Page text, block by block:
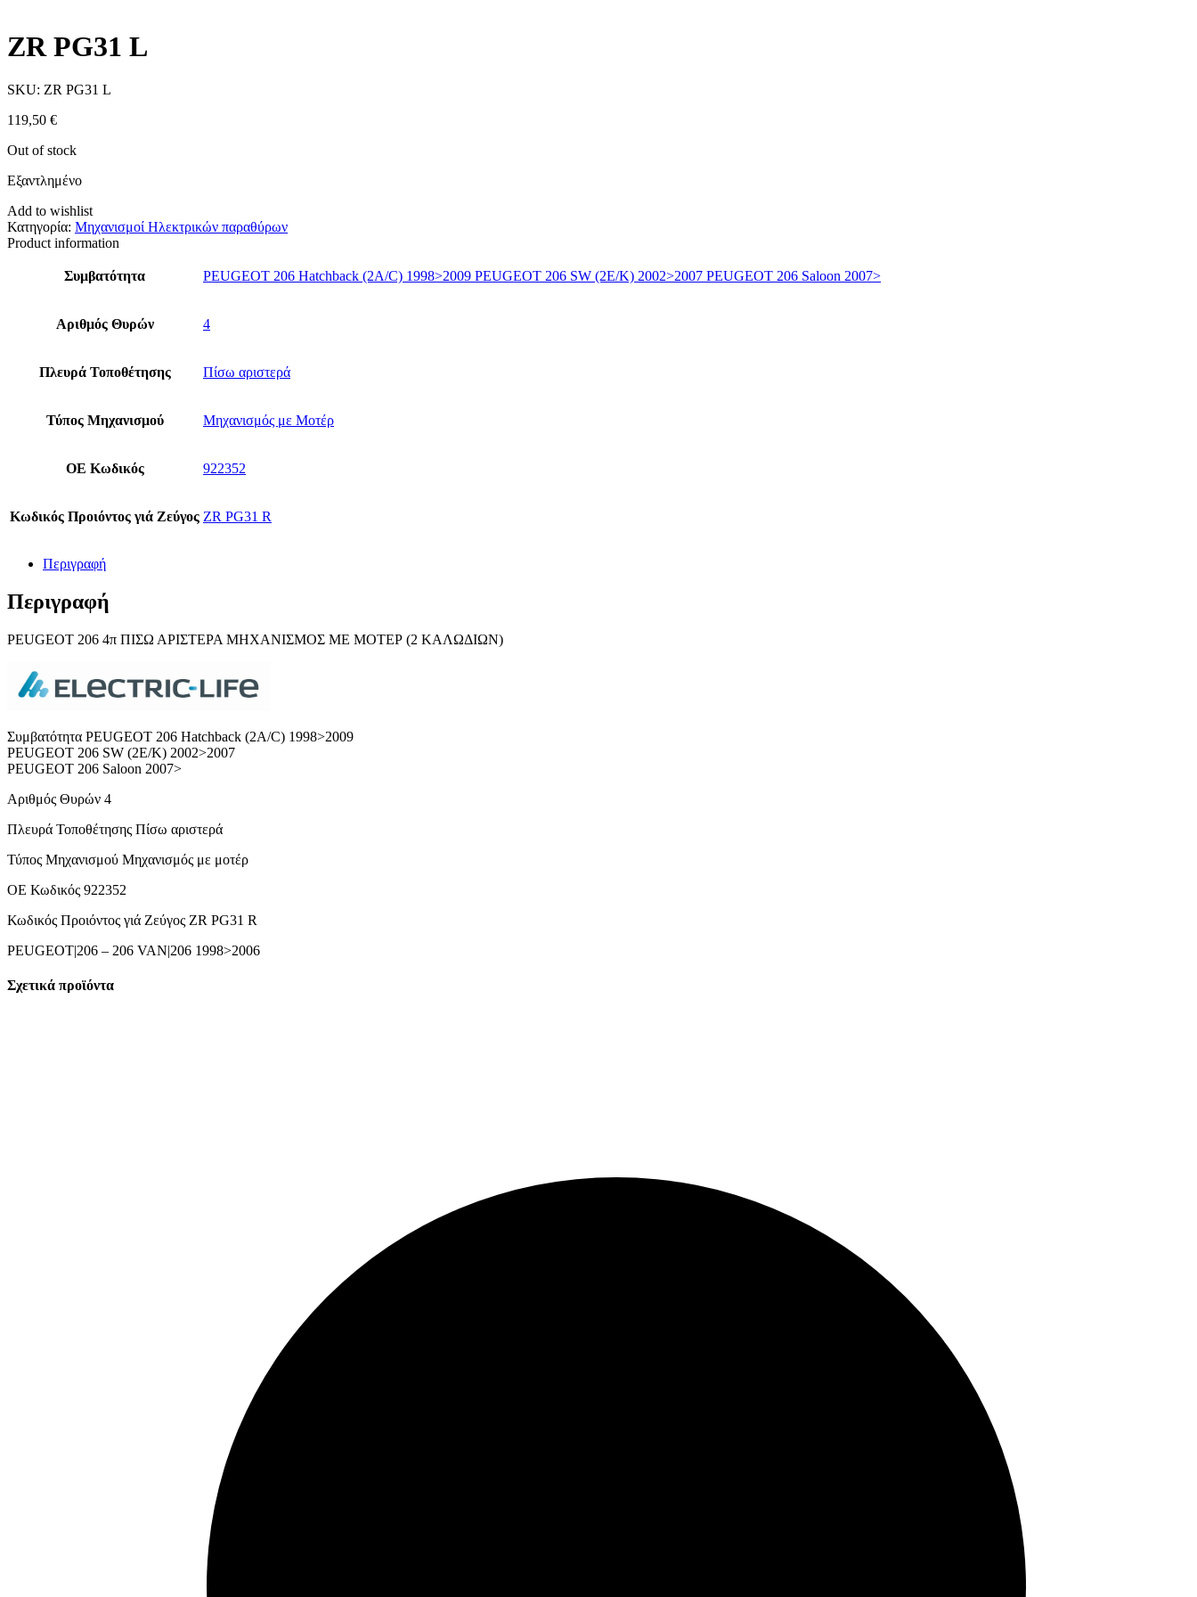
ZR PG31 L
SKU: ZR PG31 L
119,50 €
Out of stock
Εξαντλημένο
Add to wishlist
Κατηγορία: Μηχανισμοί Ηλεκτρικών παραθύρων
Product information
Συμβατότητα PEUGEOT 206 Hatchback (2A/C) 1998>2009 PEUGEOT 206 SW (2E/K) 2002>2007 PEUGEOT 206 Saloon 2007>
Αριθμός Θυρών 4
Πλευρά Τοποθέτησης Πίσω αριστερά
Τύπος Μηχανισμού Μηχανισμός με Μοτέρ
ΟΕ Κωδικός 922352
Κωδικός Προιόντος γιά Ζεύγος ZR PG31 R
Περιγραφή
Περιγραφή
PΕUGEOT 206 4π ΠΙΣΩ ΑΡΙΣΤΕΡΑ ΜΗΧΑΝIΣΜΟΣ ΜΕ ΜΟΤΕΡ (2 ΚΑΛΩΔΙΩΝ)
Συμβατότητα PEUGEOT 206 Hatchback (2A/C) 1998>2009
PEUGEOT 206 SW (2E/K) 2002>2007
PEUGEOT 206 Saloon 2007>
Αριθμός Θυρών 4
Πλευρά Τοποθέτησης Πίσω αριστερά
Τύπος Μηχανισμού Mηχανισμός με μοτέρ
ΟΕ Κωδικός 922352
Κωδικός Προιόντος γιά Ζεύγος ZR PG31 R
PEUGEOT|206 – 206 VAN|206 1998>2006
Σχετικά προϊόντα